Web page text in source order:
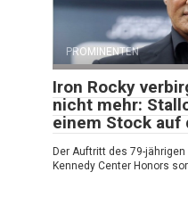
PROMINENTEN
Iron Rocky
nicht mehr:
einem Stock auf
Der Auftritt des 79-
Kennedy Center Honors